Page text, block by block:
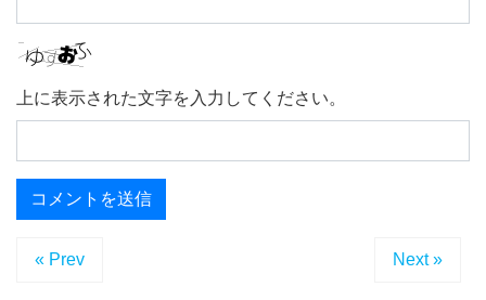
上に表示された文字を入力してください。
« Prev Next »